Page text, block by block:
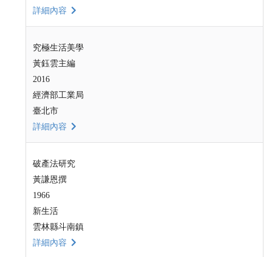
詳細內容
究極生活美學
黃鈺雲主編
2016
經濟部工業局
臺北市
詳細內容
破產法研究
黃謙恩撰
1966
新生活
雲林縣斗南鎮
詳細內容